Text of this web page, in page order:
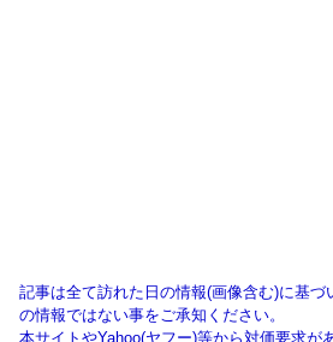
記事は全て訪れた日の情報(画像含む)に基
の情報ではない事をご承知ください。
本サイトやYahoo(ヤフー)等から対価要求が